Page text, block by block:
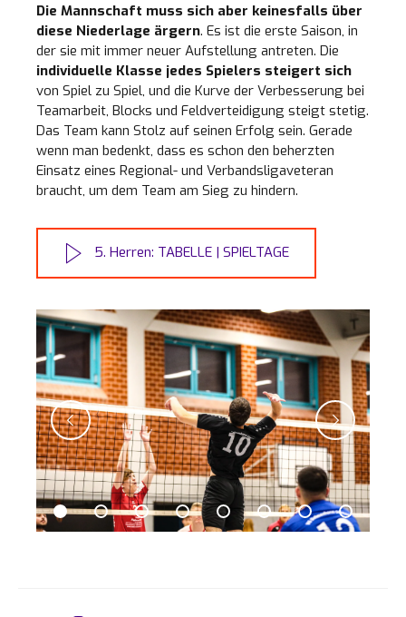
Die Mannschaft muss sich aber keinesfalls über
diese Niederlage ärgern. Es ist die erste Saison, in
der sie mit immer neuer Aufstellung antreten. Die
individuelle Klasse jedes Spielers steigert sich
von Spiel zu Spiel, und die Kurve der Verbesserung bei
Teamarbeit, Blocks und Feldverteidigung steigt stetig.
Das Team kann Stolz auf seinen Erfolg sein. Gerade
wenn man bedenkt, dass es schon den beherzten
Einsatz eines Regional- und Verbandsligaveteran
braucht, um dem Team am Sieg zu hindern.
5. Herren: TABELLE | SPIELTAGE